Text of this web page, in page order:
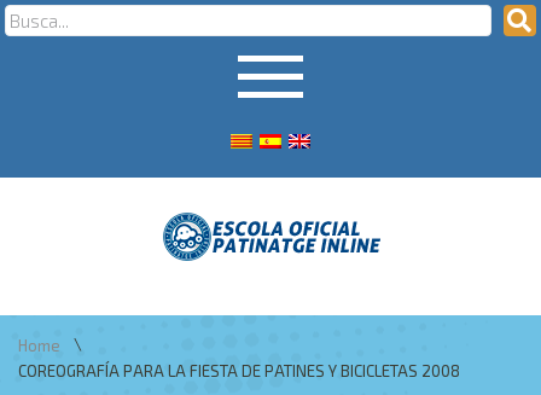
Home
\
COREOGRAFÍA PARA LA FIESTA DE PATINES Y BICICLETAS 2008